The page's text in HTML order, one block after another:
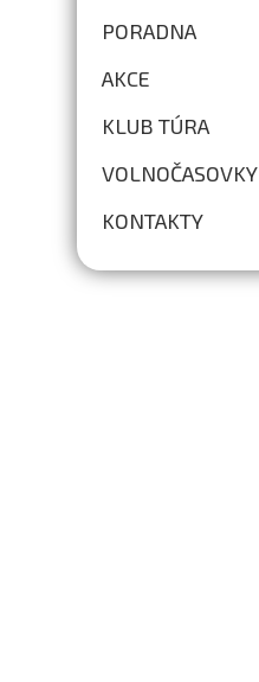
PORADNA
AKCE
KLUB TÚRA
VOLNOČASOVKY
KONTAKTY